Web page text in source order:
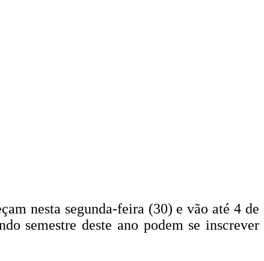
nesta segunda-feira (30) e vão até 4 de
semestre deste ano podem se inscrever